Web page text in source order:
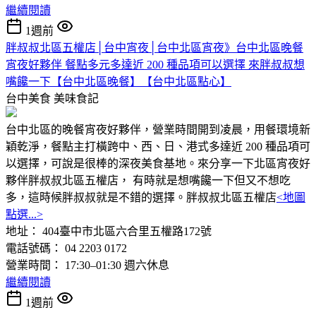
繼續閱讀
1週前
胖叔叔北區五權店│台中宵夜│台中北區宵夜》台中北區晚餐
宵夜好夥伴 餐點多元多達近 200 種品項可以選擇 來胖叔叔想
嘴饞一下【台中北區晚餐】【台中北區點心】
台中美食 美味食記
台中北區的晚餐宵夜好夥伴，營業時間開到凌晨，用餐環境新
穎乾淨，餐點主打橫跨中、西、日、港式多達近 200 種品項可
以選擇，可說是很棒的深夜美食基地。來分享一下北區宵夜好
夥伴胖叔叔北區五權店， 有時就是想嘴饞一下但又不想吃
多，這時候胖叔叔就是不錯的選擇。胖叔叔北區五權店<地圖
點選...>
地址： 404臺中市北區六合里五權路172號
電話號碼： 04 2203 0172
營業時間： 17:30–01:30 週六休息
繼續閱讀
1週前